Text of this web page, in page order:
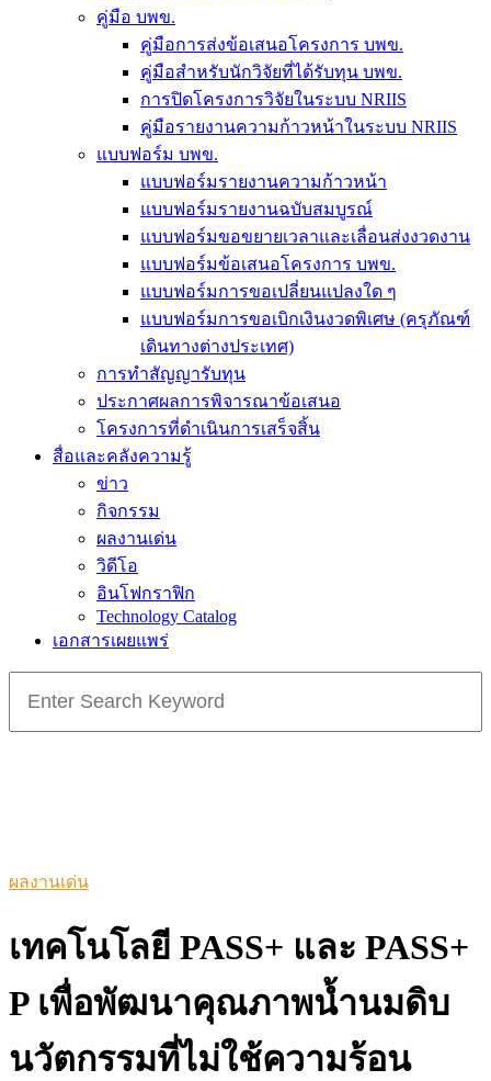
คู่มือ บพข.
คู่มือการส่งข้อเสนอโครงการ บพข.
คู่มือสำหรับนักวิจัยที่ได้รับทุน บพข.
การปิดโครงการวิจัยในระบบ NRIIS
คู่มือรายงานความก้าวหน้าในระบบ NRIIS
แบบฟอร์ม บพข.
แบบฟอร์มรายงานความก้าวหน้า
แบบฟอร์มรายงานฉบับสมบูรณ์
แบบฟอร์มขอขยายเวลาและเลื่อนส่งงวดงาน
แบบฟอร์มข้อเสนอโครงการ บพข.
แบบฟอร์มการขอเปลี่ยนแปลงใด ๆ
แบบฟอร์มการขอเบิกเงินงวดพิเศษ (ครุภัณฑ์
เดินทางต่างประเทศ)
การทำสัญญารับทุน
ประกาศผลการพิจารณาข้อเสนอ
โครงการที่ดำเนินการเสร็จสิ้น
สื่อและคลังความรู้
ข่าว
กิจกรรม
ผลงานเด่น
วิดีโอ
อินโฟกราฟิก
Technology Catalog
เอกสารเผยแพร่
for:
ผลงานเด่น
เทคโนโลยี PASS+ และ PASS+
P เพื่อพัฒนาคุณภาพน้ำนมดิบ
นวัตกรรมที่ไม่ใช้ความร้อน